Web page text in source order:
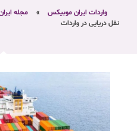
واردات ایران موبیکس » مجله
نقل دریایی در واردات